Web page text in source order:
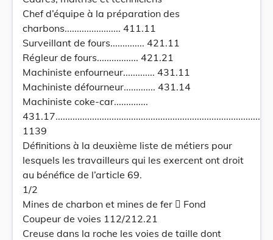
Chef d’équipe à la préparation des
charbons....................... 411.11
Surveillant de fours.............. 421.11
Régleur de fours................. 421.21
Machiniste enfourneur............. 431.11
Machiniste défourneur............. 431.14
Machiniste coke-car..............
431.17....................................................................................
1139
Définitions à la deuxième liste de métiers pour
lesquels les travailleurs qui les exercent ont droit
au bénéfice de l’article 69.
1/2
Mines de charbon et mines de fer  Fond
Coupeur de voies 112/212.21
Creuse dans la roche les voies de taille dont